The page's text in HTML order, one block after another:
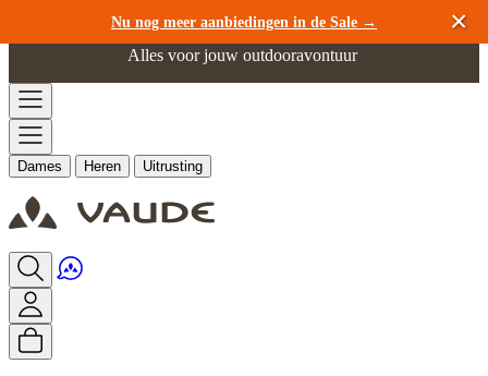
Nu nog meer aanbiedingen in de Sale →
Ga naar de inhoud
Alles voor jouw outdooravontuur
Dames Heren Uitrusting